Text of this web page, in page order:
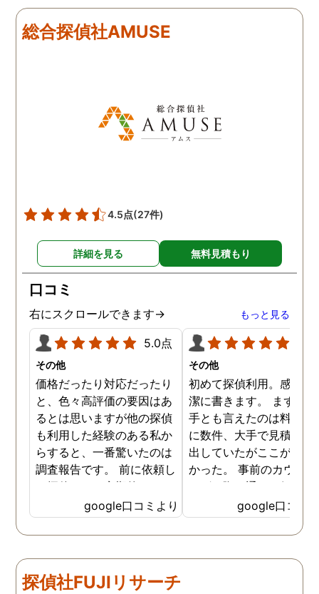
金が安く明確で親身になっ
て対応いただける探偵さん
読めない中、柔軟に対応
す。
総合探偵社AMUSE
4.5点(27件)
詳細を見る 無料見積もり
口コミ
右にスクロールできます→ もっと見る
5.0点
その他
価格だったり対応だったり
と、色々高評価の要因はあ
るとは思いますが他の探偵
も利用した経験のある私か
らすると、一番驚いたのは
調査報告です。 前に依頼し
た探偵では、定期的にまと
めて報告がくる為なかなか
実際の現状を把握するのが
難しかったですが、ここは
来ていました。 担当の人も
丁寧で報告内容もわかりや
google口コミより
その他
初めて探偵利用。感想を
潔に書きます。 まず、
手とも言えたのは料金。
に数件、大手で見積もり
出していたがここが一番
かった。 事前のカウン
ングの際の通りの価格で
途中での追加料金なども
く安心してお任せできた
由のひとつ。 かと言っ
く、むしろ期待以上に細
google口コミ
探偵社FUJIリサーチ